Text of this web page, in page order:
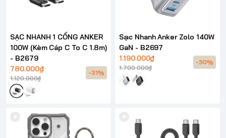
SẠC NHANH 1 CỔNG ANKER
100W (Kèm Cáp C To C 1.8m)
- B2679
780.000₫
1.120.000₫
-31%
Sạc Nhanh Anker Zolo 140W
GaN - B2697
1.190.000₫
1.700.000₫
-30%